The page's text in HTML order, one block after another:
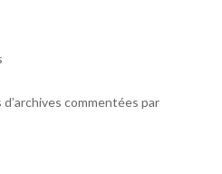
commentées par